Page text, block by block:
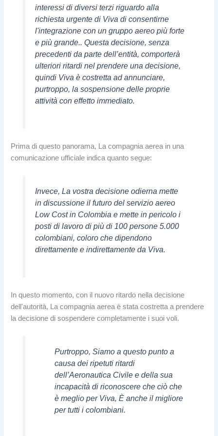
interessi di diversi terzi riguardo alla
richiesta urgente di Viva di consentirne
l'integrazione con un gruppo aereo più forte
e più grande.. Questa decisione, senza
precedenti da parte dell’entità, comporterà
ulteriori ritardi nel prendere una decisione,
quindi Viva è costretta ad annunciare,
purtroppo, la sospensione delle proprie
attività con effetto immediato.
Prima di questo panorama, La compagnia aerea in una
comunicazione ufficiale indica quanto segue:
Invece, La vostra decisione odierna mette
in discussione il futuro del servizio aereo
Low Cost in Colombia e mette in pericolo i
posti di lavoro di più di 100 persone 5.000
colombiani, coloro che dipendono
direttamente e indirettamente da Viva.
In questo momento, con il nuovo ritardo nella decisione
dell'autorità, La compagnia aerea è stata costretta a prendere
la decisione di sospendere completamente i suoi voli.
Purtroppo, Siamo a questo punto a
causa dei ripetuti ritardi
dell’Aeronautica Civile e della sua
incapacità di riconoscere che ciò che
è meglio per Viva, È anche il migliore
per tutti i colombiani.